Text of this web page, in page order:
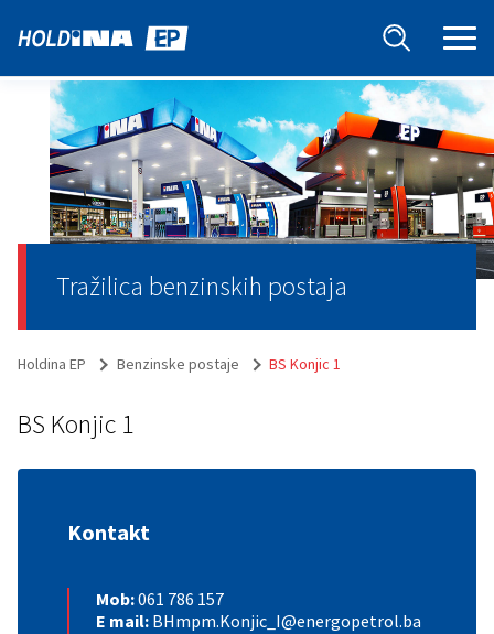
Tražilica benzinskih postaja
Holdina EP Benzinske postaje BS Konjic 1
BS Konjic 1
Kontakt
Mob:061 786 157
E mail: BHmpm.Konjic_I@energopetrol.ba